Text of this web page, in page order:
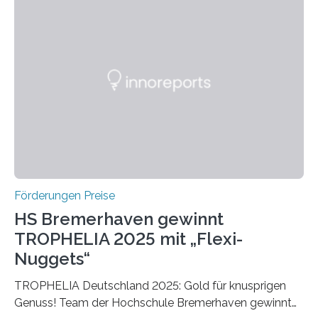
Foundation, des BIAL Award in Biomedicine ist in
Förderungen Preise
HS Bremerhaven gewinnt
TROPHELIA 2025 mit „Flexi-
Nuggets“
TROPHELIA Deutschland 2025: Gold für knusprigen
Genuss! Team der Hochschule Bremerhaven gewinnt